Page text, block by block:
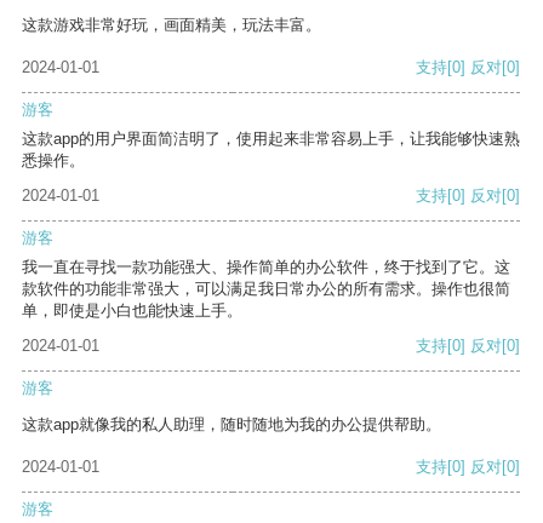
这款游戏非常好玩，画面精美，玩法丰富。
2024-01-01 支持[0] 反对[0]
游客
这款app的用户界面简洁明了，使用起来非常容易上手，让我能够快速熟
悉操作。
2024-01-01
支持[0] 反对[0]
游客
我一直在寻找一款功能强大、操作简单的办公软件，终于找到了它。这
款软件的功能非常强大，可以满足我日常办公的所有需求。操作也很简
单，即使是小白也能快速上手。
2024-01-01
支持[0] 反对[0]
游客
这款app就像我的私人助理，随时随地为我的办公提供帮助。
2024-01-01 支持[0] 反对[0]
游客